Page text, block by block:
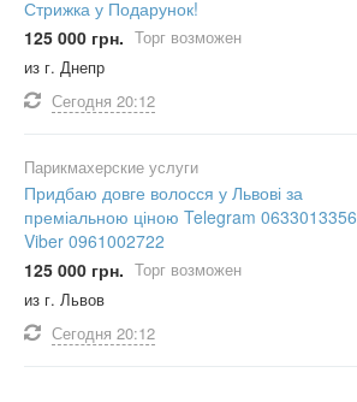
Стрижка у Подарунок!
125 000 грн. Торг возможен
из г. Днепр
Сегодня 20:12
Парикмахерские услуги
Придбаю довге волосся у Львові за
преміальною ціною Telegram 0633013356
Viber 0961002722
125 000 грн. Торг возможен
из г. Львов
Сегодня 20:12